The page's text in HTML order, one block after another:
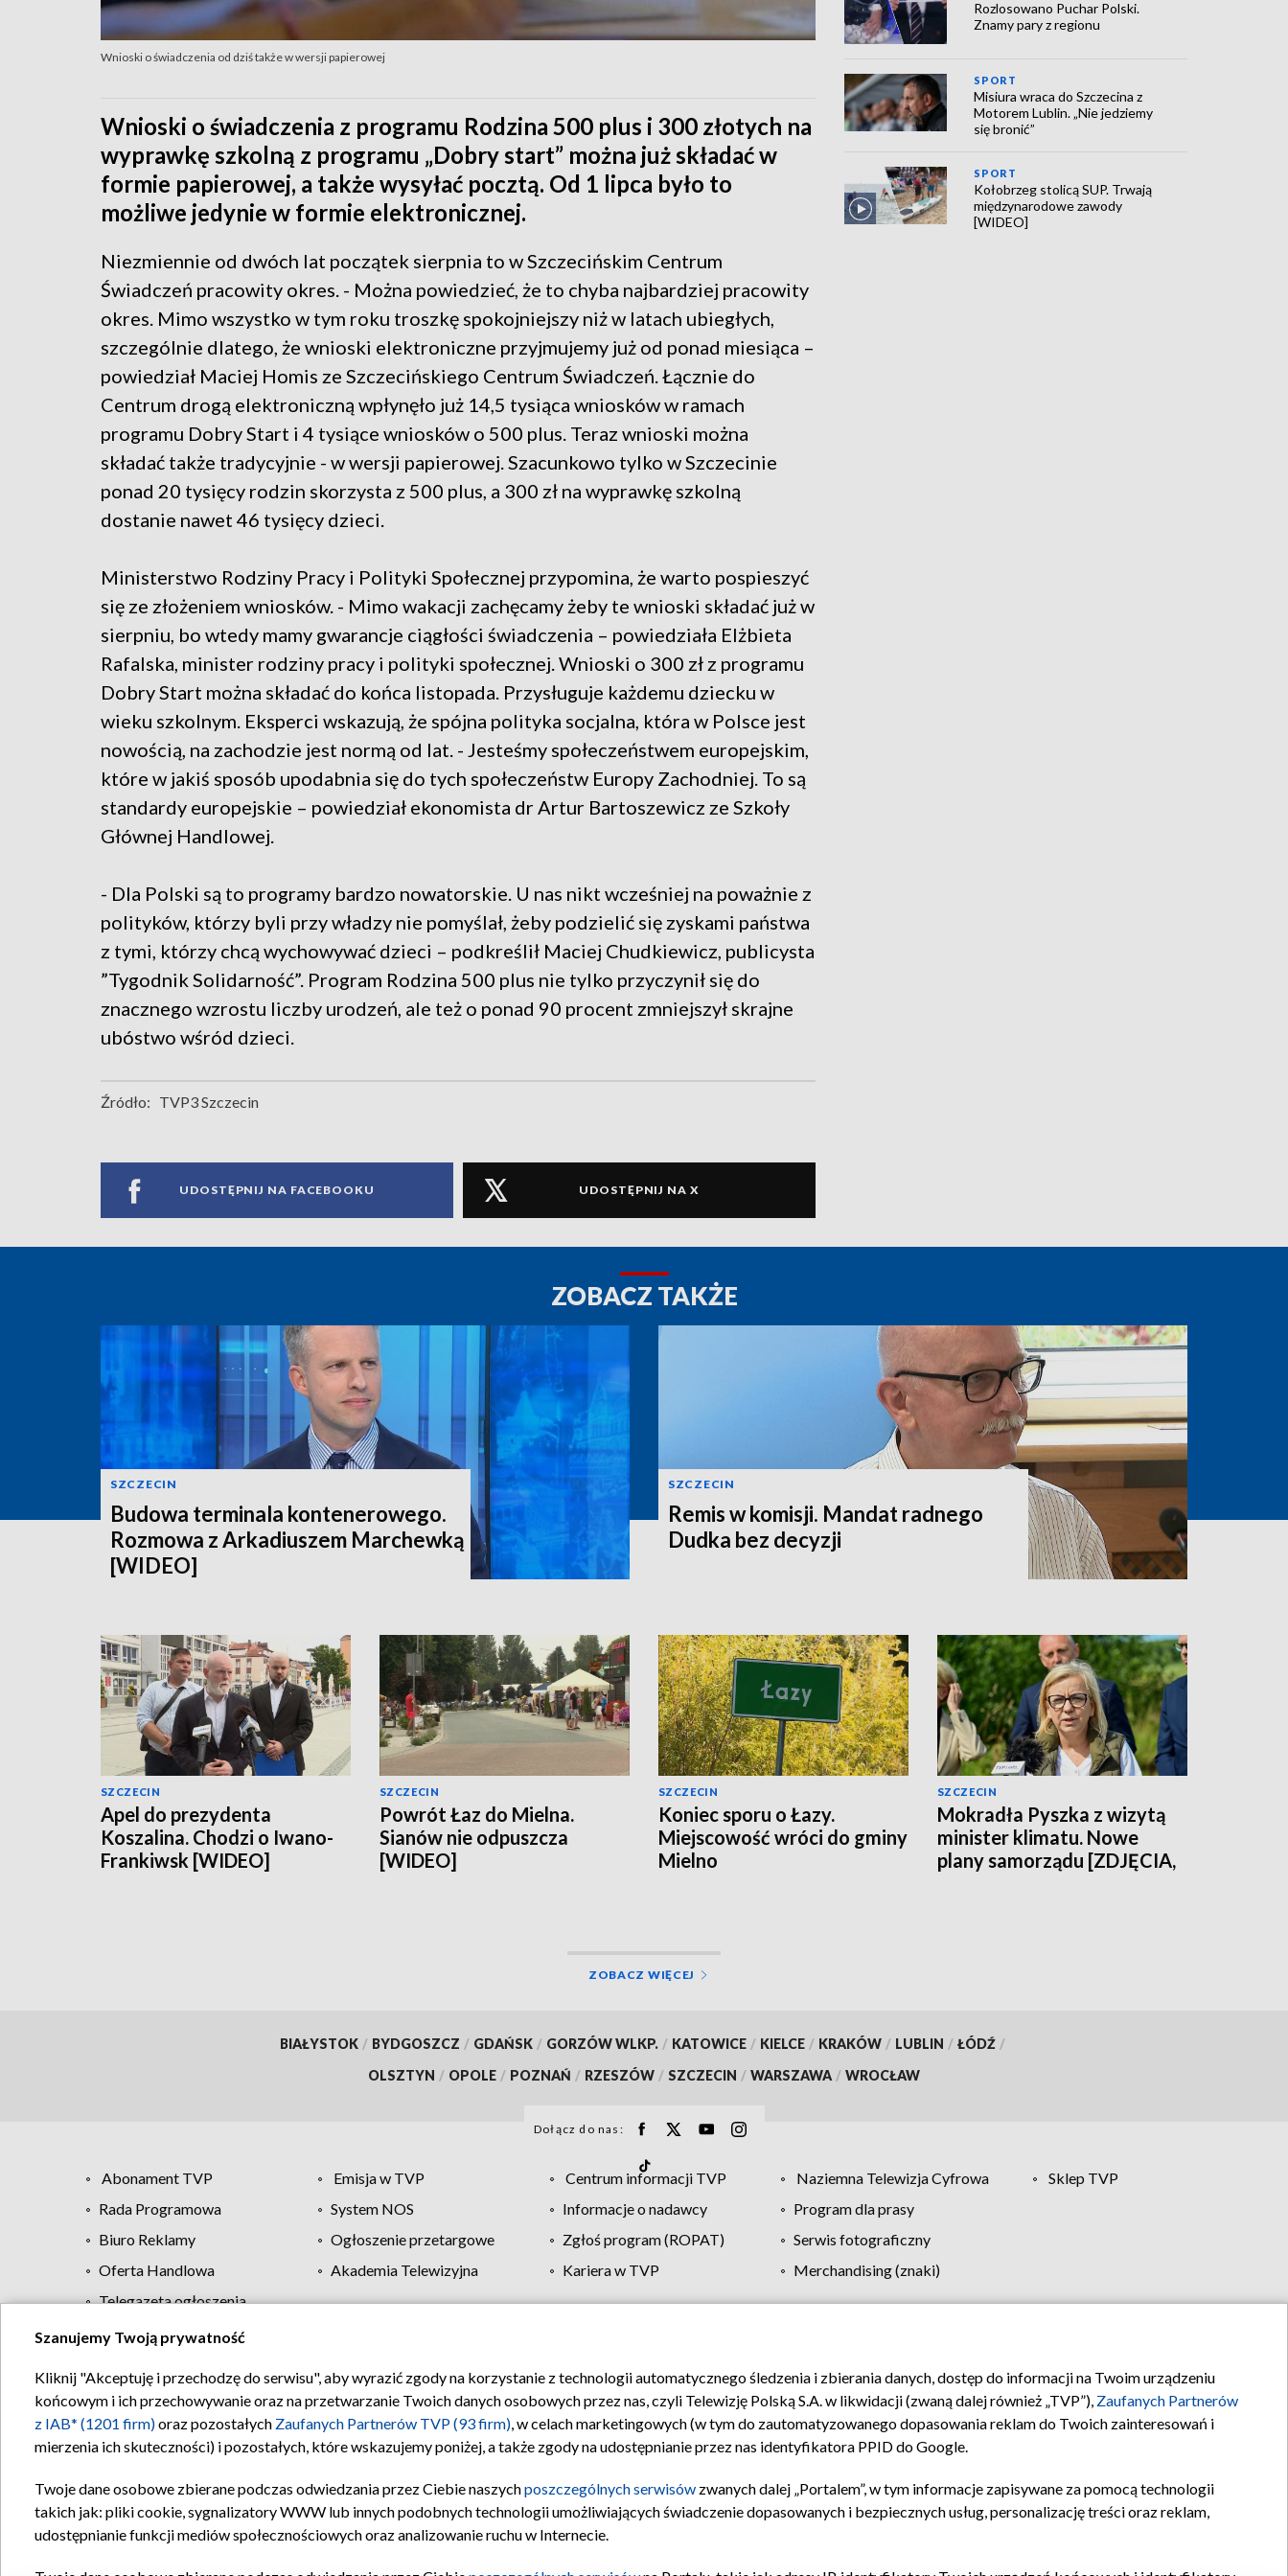
Wnioski o świadczenia od dziś także w wersji papierowej
Wnioski o świadczenia z programu Rodzina 500 plus i 300 złotych na
wyprawkę szkolną z programu „Dobry start” można już składać w
formie papierowej, a także wysyłać pocztą. Od 1 lipca było to
możliwe jedynie w formie elektronicznej.
Niezmiennie od dwóch lat początek sierpnia to w Szczecińskim Centrum
Świadczeń pracowity okres. - Można powiedzieć, że to chyba najbardziej pracowity
okres. Mimo wszystko w tym roku troszkę spokojniejszy niż w latach ubiegłych,
szczególnie dlatego, że wnioski elektroniczne przyjmujemy już od ponad miesiąca –
powiedział Maciej Homis ze Szczecińskiego Centrum Świadczeń. Łącznie do
Centrum drogą elektroniczną wpłynęło już 14,5 tysiąca wniosków w ramach
programu Dobry Start i 4 tysiące wniosków o 500 plus. Teraz wnioski można
składać także tradycyjnie - w wersji papierowej. Szacunkowo tylko w Szczecinie
ponad 20 tysięcy rodzin skorzysta z 500 plus, a 300 zł na wyprawkę szkolną
dostanie nawet 46 tysięcy dzieci.
Ministerstwo Rodziny Pracy i Polityki Społecznej przypomina, że warto pospieszyć
się ze złożeniem wniosków. - Mimo wakacji zachęcamy żeby te wnioski składać już w
sierpniu, bo wtedy mamy gwarancje ciągłości świadczenia – powiedziała Elżbieta
Rafalska, minister rodziny pracy i polityki społecznej. Wnioski o 300 zł z programu
Dobry Start można składać do końca listopada. Przysługuje każdemu dziecku w
wieku szkolnym. Eksperci wskazują, że spójna polityka socjalna, która w Polsce jest
nowością, na zachodzie jest normą od lat. - Jesteśmy społeczeństwem europejskim,
które w jakiś sposób upodabnia się do tych społeczeństw Europy Zachodniej. To są
standardy europejskie – powiedział ekonomista dr Artur Bartoszewicz ze Szkoły
Głównej Handlowej.
- Dla Polski są to programy bardzo nowatorskie. U nas nikt wcześniej na poważnie z
polityków, którzy byli przy władzy nie pomyślał, żeby podzielić się zyskami państwa
z tymi, którzy chcą wychowywać dzieci – podkreślił Maciej Chudkiewicz, publicysta
”Tygodnik Solidarność”. Program Rodzina 500 plus nie tylko przyczynił się do
znacznego wzrostu liczby urodzeń, ale też o ponad 90 procent zmniejszył skrajne
ubóstwo wśród dzieci.
Źródło: TVP3 Szczecin
UDOSTĘPNIJ NA FACEBOOKU UDOSTĘPNIJ NA X
Rozlosowano Puchar Polski.
Znamy pary z regionu
SPORT
Misiura wraca do Szczecina z
Motorem Lublin. „Nie jedziemy
się bronić”
SPORT
Kołobrzeg stolicą SUP. Trwają
międzynarodowe zawody
[WIDEO]
ZOBACZ TAKŻE
SZCZECIN
Budowa terminala kontenerowego.
Rozmowa z Arkadiuszem Marchewką
[WIDEO]
SZCZECIN
Remis w komisji. Mandat radnego
Dudka bez decyzji
SZCZECIN
Apel do prezydenta
Koszalina. Chodzi o Iwano-
Frankiwsk [WIDEO]
SZCZECIN
Powrót Łaz do Mielna.
Sianów nie odpuszcza
[WIDEO]
SZCZECIN
Koniec sporu o Łazy.
Miejscowość wróci do gminy
Mielno
SZCZECIN
Mokradła Pyszka z wizytą
minister klimatu. Nowe
plany samorządu [ZDJĘCIA,
ZOBACZ WIĘCEJ
BIAŁYSTOK / BYDGOSZCZ / GDAŃSK / GORZÓW WLKP. / KATOWICE / KIELCE / KRAKÓW / LUBLIN / ŁÓDŹ /
OLSZTYN / OPOLE / POZNAŃ / RZESZÓW / SZCZECIN / WARSZAWA / WROCŁAW
Dołącz do nas:
Abonament TVP Emisja w TVP Centrum informacji TVP Naziemna Telewizja Cyfrowa
Sklep TVP
Rada Programowa
System NOS Informacje o nadawcy
Program dla prasy
Biuro Reklamy
Ogłoszenie przetargowe Zgłoś program (ROPAT)
Serwis fotograficzny
Oferta Handlowa
Akademia Telewizyjna Kariera w TVP
Merchandising (znaki)
Telegazeta ogłoszenia
Regulamin TVP Polityka prywatności Moje zgody Pomoc Biuro reklamy Kontakt
Szanujemy Twoją prywatność
Kliknij "Akceptuję i przechodzę do serwisu", aby wyrazić zgody na korzystanie z technologii automatycznego śledzenia i zbierania danych, dostęp do informacji na Twoim urządzeniu
końcowym i ich przechowywanie oraz na przetwarzanie Twoich danych osobowych przez nas, czyli Telewizję Polską S.A. w likwidacji (zwaną dalej również „TVP”), Zaufanych Partnerów
z IAB* (1201 firm)oraz pozostałych Zaufanych Partnerów TVP (93 firm), w celach marketingowych (w tym do zautomatyzowanego dopasowania reklam do Twoich zainteresowań i
mierzenia ich skuteczności) i pozostałych, które wskazujemy poniżej, a także zgody na udostępnianie przez nas identyfikatora PPID do Google.
Twoje dane osobowe zbierane podczas odwiedzania przez Ciebie naszychposzczególnych serwisów zwanych dalej „Portalem”, w tym informacje zapisywane za pomocą technologii
takich jak: pliki cookie, sygnalizatory WWW lub innych podobnych technologii umożliwiających świadczenie dopasowanych i bezpiecznych usług, personalizację treści oraz reklam,
udostępnianie funkcji mediów społecznościowych oraz analizowanie ruchu w Internecie.